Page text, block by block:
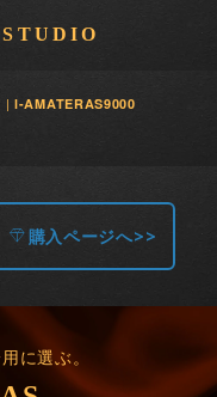
|l-AMATERAS9000
購入ページへ>>
に選ぶ。